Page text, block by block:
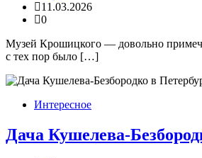
11.03.2026
0
Музей Крошицкого — довольно
с тех пор было […]
Интересное
Дача Кушелева-